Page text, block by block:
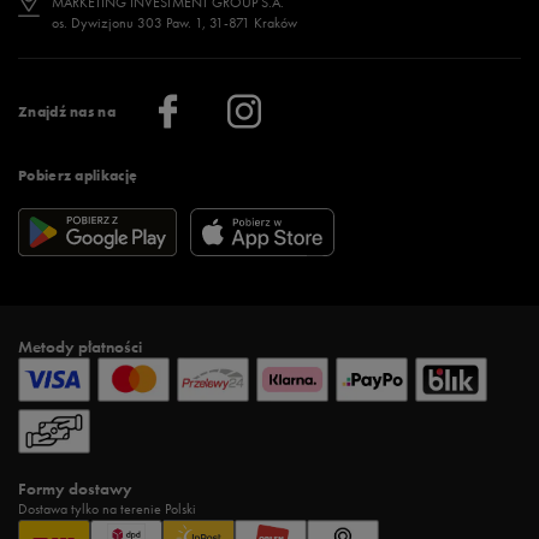
Znajdź nas na
Pobierz aplikację
Regulamin sklepu 50 style
Regulamin aplikacji 50 style
Więcej regulaminów >
Więcej >
Klub 50 style
Praca
Informacje o firmie
os. Dywizjonu 303 Paw. 1, 31-871 Kraków
Metody płatności
Formy dostawy
Dostawa tylko na terenie Polski